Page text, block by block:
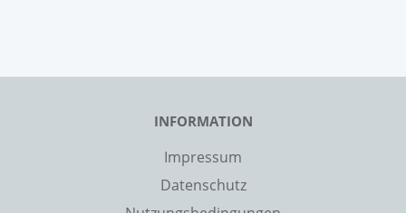
INFORMATION
Impressum
Datenschutz